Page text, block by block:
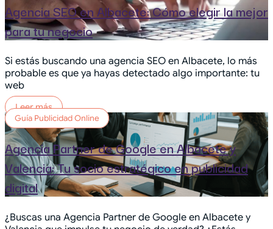
Agencia SEO en Albacete: Cómo elegir la mejor
para tu negocio
Si estás buscando una agencia SEO en Albacete, lo más
probable es que ya hayas detectado algo importante: tu
web
Leer más
Guía Publicidad Online
Agencia Partner de Google en Albacete y
Valencia: Tu socio estratégico en publicidad
digital
¿Buscas una Agencia Partner de Google en Albacete y